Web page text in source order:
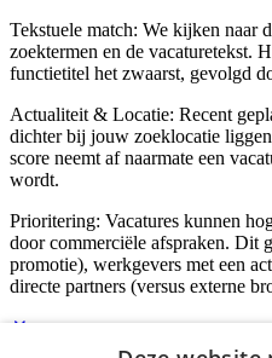
Tekstuele match: We kijken naar
zoektermen en de vacaturetekst.
functietitel het zwaarst, gevolgd
Actualiteit & Locatie: Recent
dichter bij jouw zoeklocatie
score neemt af naarmate een
wordt.
Prioritering: Vacatures kunnen
door commerciële afspraken. Dit
promotie), werkgevers met een
directe partners (versus externe